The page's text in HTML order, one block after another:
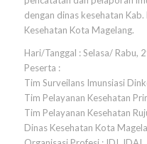
dengan dinas kesehatan
Kesehatan Kota Magelang.
Hari/Tanggal : Selasa/ Rabu,
Peserta :
Tim Surveilans Imunsiasi
Tim Pelayanan Kesehatan
Tim Pelayanan Kesehatan
Dinas Kesehatan Kota